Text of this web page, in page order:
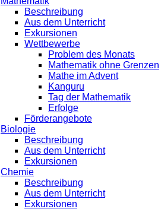
Beschreibung
Aus dem Unterricht
Exkursionen
Wettbewerbe
Problem des Monats
Mathematik ohne Grenzen
Mathe im Advent
Kanguru
Tag der Mathematik
Erfolge
Förderangebote
Biologie
Beschreibung
Aus dem Unterricht
Exkursionen
Chemie
Beschreibung
Aus dem Unterricht
Exkursionen